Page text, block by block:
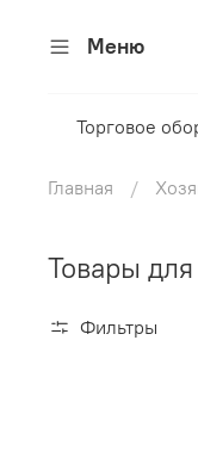
Меню
Торговое
Главная
Товары
Фильтры